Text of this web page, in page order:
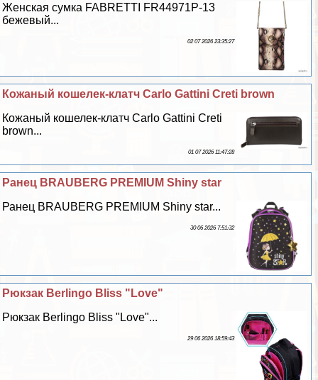
Женская сумка FABRETTI FR44971P-13
бежевый...
02 07 2026 23:35:27
Кожаный кошелек-клатч Carlo Gattini Creti brown
Кожаный кошелек-клатч Carlo Gattini Creti
brown...
01 07 2026 11:47:28
Ранец BRAUBERG PREMIUM Shiny star
Ранец BRAUBERG PREMIUM Shiny star...
30 06 2026 7:51:32
Рюкзак Berlingo Bliss "Love"
Рюкзак Berlingo Bliss "Love"...
29 06 2026 18:59:43